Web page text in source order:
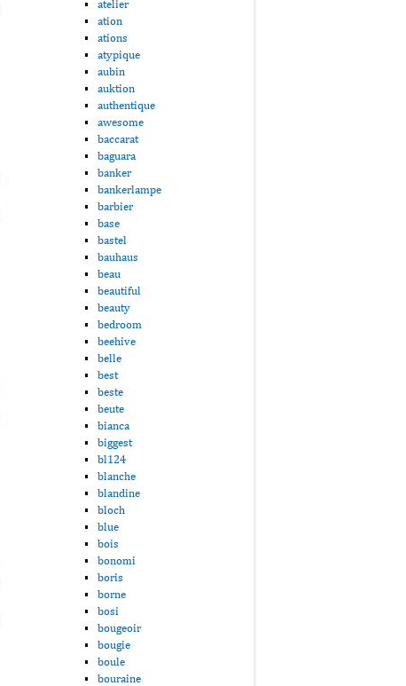
atelier
ation
ations
atypique
aubin
auktion
authentique
awesome
baccarat
baguara
banker
bankerlampe
barbier
base
bastel
bauhaus
beau
beautiful
beauty
bedroom
beehive
belle
best
beste
beute
bianca
biggest
bl124
blanche
blandine
bloch
blue
bois
bonomi
boris
borne
bosi
bougeoir
bougie
boule
bouraine